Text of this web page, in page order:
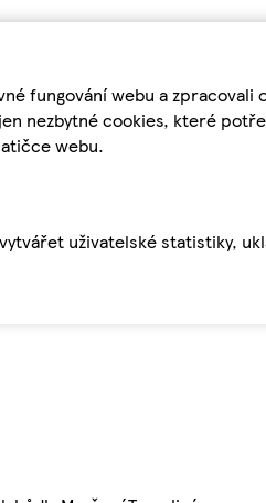
fungování webu a
nezbytné cookies, které
webu.
uživatelské statistiky,